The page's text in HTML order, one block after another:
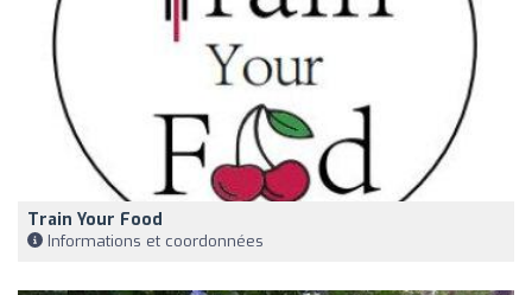
Train Your Food
Informations et coordonnées